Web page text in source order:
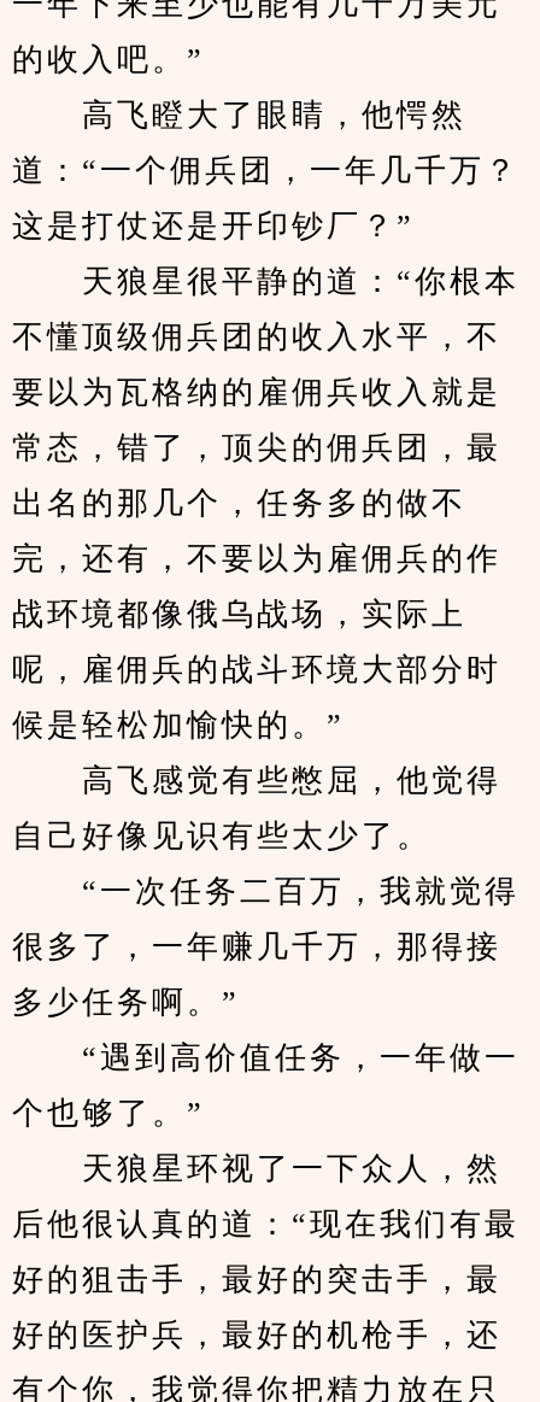
的收入吧。”
高飞瞪大了眼睛，他愕然
道：“一个佣兵团，一年几千万？
这是打仗还是开印钞厂？”
天狼星很平静的道：“你根本
不懂顶级佣兵团的收入水平，不
要以为瓦格纳的雇佣兵收入就是
常态，错了，顶尖的佣兵团，最
出名的那几个，任务多的做不
完，还有，不要以为雇佣兵的作
战环境都像俄乌战场，实际上
呢，雇佣兵的战斗环境大部分时
候是轻松加愉快的。”
高飞感觉有些憋屈，他觉得
自己好像见识有些太少了。
“一次任务二百万，我就觉得
很多了，一年赚几千万，那得接
多少任务啊。”
“遇到高价值任务，一年做一
个也够了。”
天狼星环视了一下众人，然
后他很认真的道：“现在我们有最
好的狙击手，最好的突击手，最
好的医护兵，最好的机枪手，还
有个你，我觉得你把精力放在只